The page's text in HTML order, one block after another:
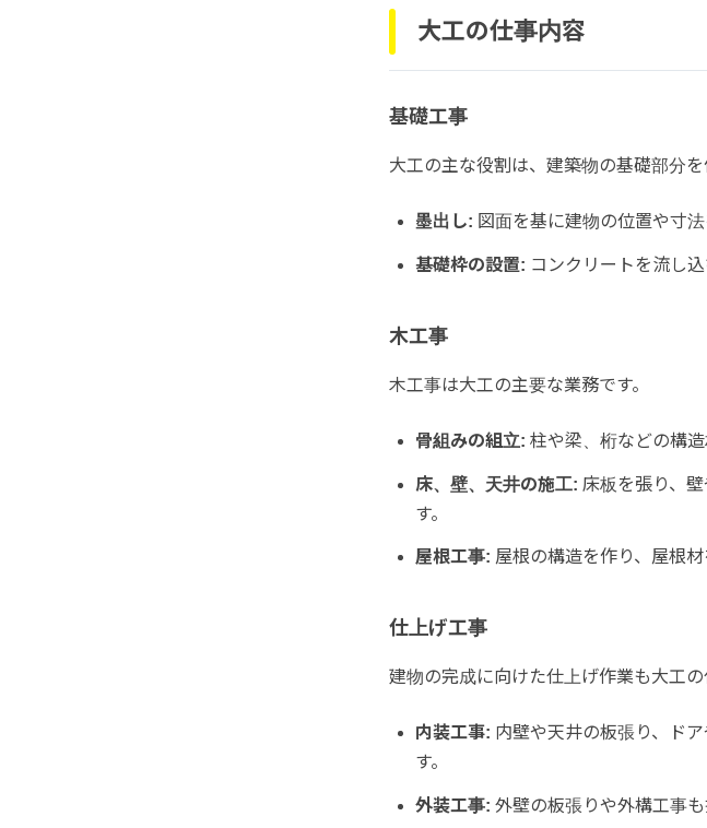
大工の仕事内容
基礎工事
大工の主な役割は、建築物の基礎部分を
墨出し: 図面を基に建物の位置や寸
基礎枠の設置: コンクリートを流し
木工事
木工事は大工の主要な業務です。
骨組みの組立: 柱や梁、桁などの構
床、壁、天井の施工: 床板を張り、
す。
屋根工事: 屋根の構造を作り、屋根材
仕上げ工事
建物の完成に向けた仕上げ作業も大工の
内装工事: 内壁や天井の板張り、ド
す。
外装工事: 外壁の板張りや外構工事も